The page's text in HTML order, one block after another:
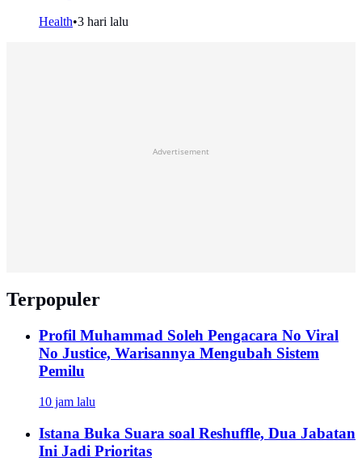
Health•3 hari lalu
Advertisement
Terpopuler
Profil Muhammad Soleh Pengacara No Viral
No Justice, Warisannya Mengubah Sistem
Pemilu
10 jam lalu
Istana Buka Suara soal Reshuffle, Dua Jabatan
Ini Jadi Prioritas